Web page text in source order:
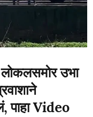
लोकलसमोर उभा
पाहा Video